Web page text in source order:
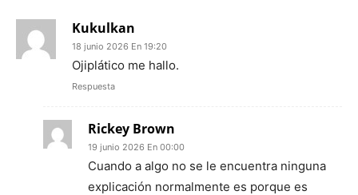
Kukulkan
18 junio 2026 En 19:20
Ojiplático me hallo.
Respuesta
Rickey Brown
19 junio 2026 En 00:00
Cuando a algo no se le encuentra ninguna
explicación normalmente es porque es